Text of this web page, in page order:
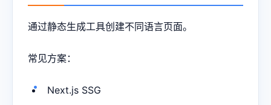
通过静态生成工具创建不同语言页面。
常见方案：
Next.js SSG